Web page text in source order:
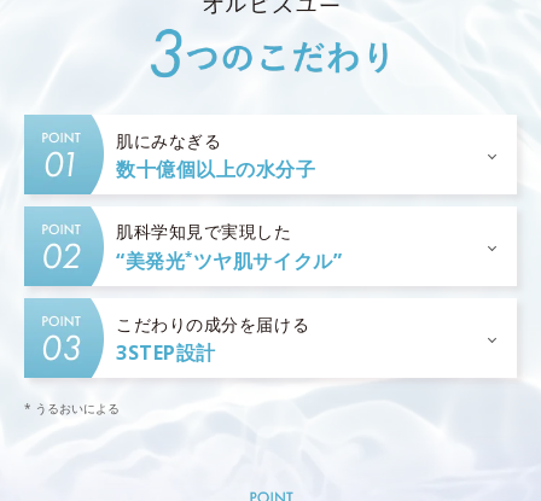
肌にみなぎる
数十億個以上の水分子
肌科学知見で実現した
“美発光*ツヤ肌サイクル”
こだわりの成分を届ける
3STEP設計
* うるおいによる